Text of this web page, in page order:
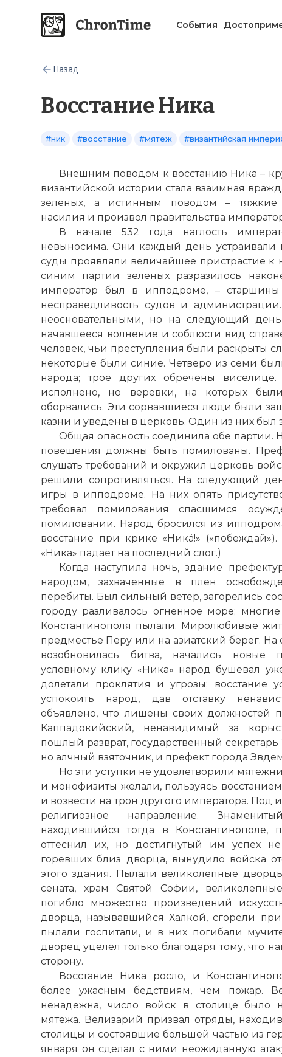
События
Назад
Восстание Ника
#ник #восстание #мятеж #византийская
Внешним поводом к восстанию Ника –
византийской истории стала взаимная
зелёных, а истинным поводом – тяжкие
насилия и произвол правительства
В начале 532 года наглость
невыносима. Они каждый день устраивали
суды проявляли величайшее пристрастие
синим партии зеленых разразилось
император был в ипподроме, –
несправедливость судов и
неосновательными, но на следующий день
начавшееся волнение и соблюсти вид
человек, чьи преступления были раскрыты
некоторые были синие. Четверо из семи
народа; трое других обречены
исполнено, но веревки, на которых
оборвались. Эти сорвавшиеся люди были
казни и уведены в церковь. Один из них был
Общая опасность соединила обе партии.
повешения должны быть помилованы.
слушать требований и окружил церковь
решили сопротивляться. На следующий
игры в ипподроме. На них опять
требовал помилования спасшимся
помиловании. Народ бросился из
восстание при крике «Никá!»
«Ника» падает на последний слог.)
Когда наступила ночь, здание
народом, захваченные в плен
перебиты. Был сильный ветер, загорелись
городу разливалось огненное море;
Константинополя пылали. Миролюбивые
предместье Перу или на азиатский берег. На
возобновилась битва, начались
условному клику «Ника» народ бушевал
долетали проклятия и угрозы; восстание
успокоить народ, дав отставку
объявлено, что лишены своих должностей
Каппадокийский, ненавидимый за
пошлый разврат, государственный
но алчный взяточник, и префект города
Но эти уступки не удовлетворили
и монофизиты желали, пользуясь
и возвести на трон другого императора. Под
религиозное направление.
находившийся тогда в Константинополе,
оттеснил их, но достигнутый им успех
горевших близ дворца, вынудило войска
этого здания. Пылали великолепные
сената, храм Святой Софии,
погибло множество произведений
дворца, называвшийся Халкой, сгорели
пылали госпитали, и в них погибали
дворец уцелел только благодаря тому, что
сторону.
Восстание Ника росло, и
более ужасным бедствиям, чем пожар.
ненадежна, число войск в столице было
мятежа. Велизарий призвал отряды,
столицы и состоявшие большей частью из
января он сделал с ними неожиданную